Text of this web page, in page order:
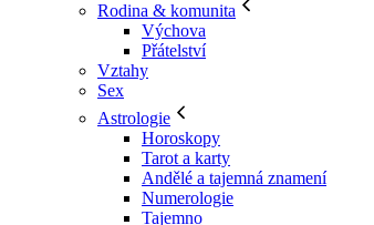
Rodina & komunita
Výchova
Přátelství
Vztahy
Sex
Astrologie
Horoskopy
Tarot a karty
Andělé a tajemná znamení
Numerologie
Tajemno